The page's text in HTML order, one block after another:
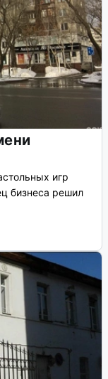
игр
бизнеса решил